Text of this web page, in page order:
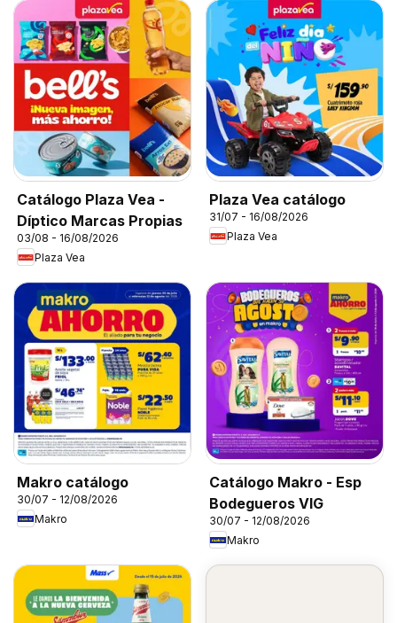
Catálogo Plaza Vea -
Díptico Marcas Propias
03/08 - 16/08/2026
Plaza Vea
Plaza Vea catálogo
31/07 - 16/08/2026
Plaza Vea
Makro catálogo
30/07 - 12/08/2026
Makro
Catálogo Makro - Esp
Bodegueros VIG
30/07 - 12/08/2026
Makro